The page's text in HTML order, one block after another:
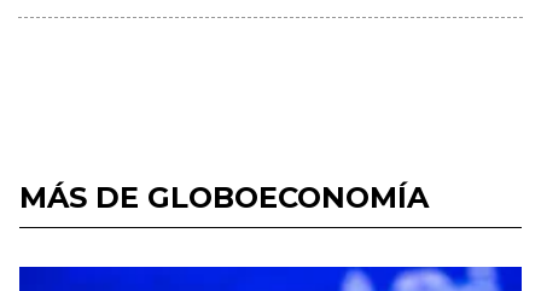
MÁS DE GLOBOECONOMÍA